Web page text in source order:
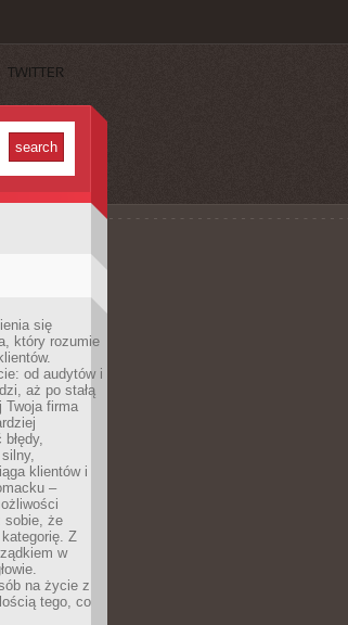
TWITTER
się
który rozumie
od audytów i
aż po stałą
Twoja firma
klientów i
–
sobie, że
Z
w
na życie z
tego, co